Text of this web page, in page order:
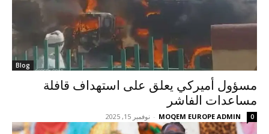
Blog
مسؤول أميركي يعلق على استهداف قافلة
مساعدات الفاشر
MOQEM EUROPE ADMIN
- نوفمبر 15, 2025 0